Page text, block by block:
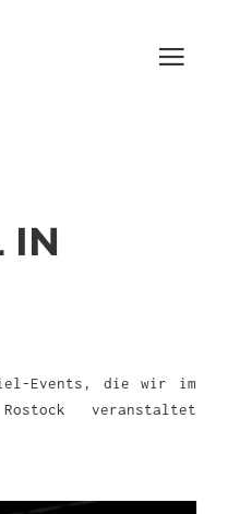
IN
Events, die wir im
veranstaltet